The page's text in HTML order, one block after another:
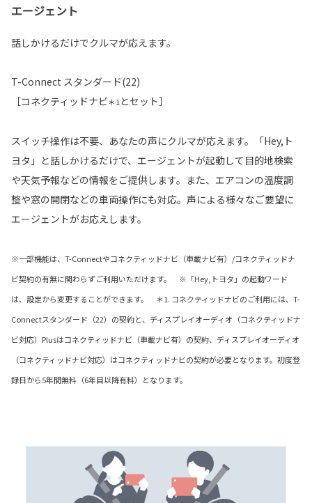
エージェント
話しかけるだけでクルマが応えます。
T-Connect スタンダード(22)
［コネクティッドナビ＊1とセット］
スイッチ操作は不要、あなたの声にクルマが応えます。「Hey,ト
ヨタ」と話しかけるだけで、エージェントが起動して目的地検索
や天気予報などの情報をご提供します。また、エアコンの温度調
整や窓の開閉などの車両操作にも対応。声による様々なご要望に
エージェントがお応えします。
※一部機能は、T-Connectやコネクティッドナビ（車載ナビ有）/コネクティッドナ
ビ契約の有無に関わらずご利用いただけます。 ※「Hey,トヨタ」の起動ワード
は、設定から変更することができます。 ＊1. コネクティッドナビのご利用には、T-
Connectスタンダード（22）の契約と、ディスプレイオーディオ（コネクティッドナ
ビ対応）Plusはコネクティッドナビ（車載ナビ有）の契約、ディスプレイオーディオ
（コネクティッドナビ対応）はコネクティッドナビの契約が必要となります。初度登
録日から5年間無料（6年目以降有料）となります。